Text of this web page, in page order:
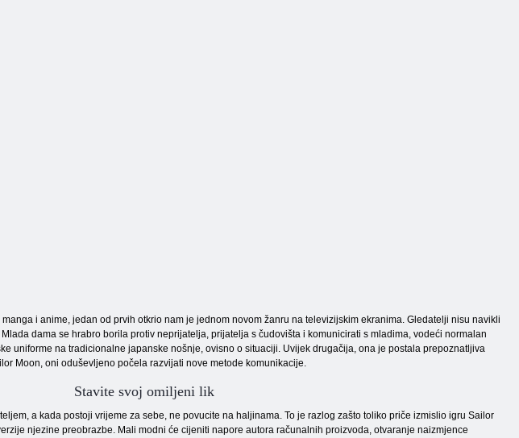
i anime, jedan od prvih otkrio nam je jednom novom žanru na televizijskim ekranima. Gledatelji nisu navikli
dama se hrabro borila protiv neprijatelja, prijatelja s čudovišta i komunicirati s mladima, vodeći normalan
uniforme na tradicionalne japanske nošnje, ovisno o situaciji. Uvijek drugačija, ona je postala prepoznatljiva
Moon, oni oduševljeno počela razvijati nove metode komunikacije.
Stavite svoj omiljeni lik
a kada postoji vrijeme za sebe, ne povucite na haljinama. To je razlog zašto toliko priče izmislio igru ​​Sailor
njezine preobrazbe. Mali modni će cijeniti napore autora računalnih proizvoda, otvaranje naizmjence